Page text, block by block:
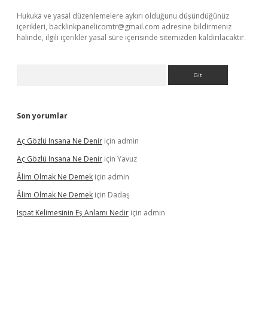
Hukuka ve yasal düzenlemelere aykırı olduğunu düşündüğünüz
içerikleri, backlinkpanelicomtr@gmail.com adresine bildirmeniz
halinde, ilgili içerikler yasal süre içerisinde sitemizden kaldırılacaktır.
Son yorumlar
Aç Gözlü Insana Ne Denir için admin
Aç Gözlü Insana Ne Denir için Yavuz
Âlim Olmak Ne Demek için admin
Âlim Olmak Ne Demek için Dadaş
Ispat Kelimesinin Eş Anlamı Nedir için admin